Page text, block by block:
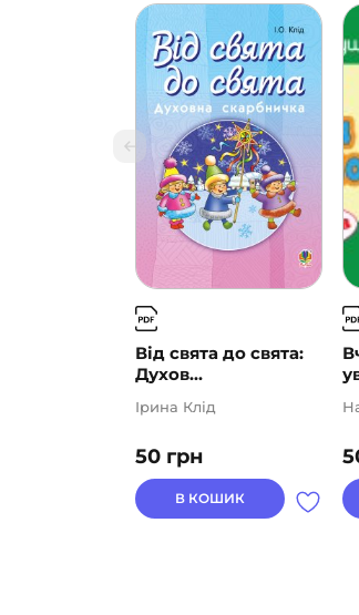
Від свята до свята:
Духов...
50 грн
Ірина Клід
В КОШИК